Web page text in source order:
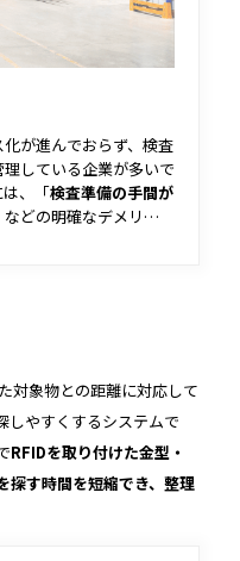
が進んでおらず、検査
している企業が多いで
、「検査準備の手間が
などの明確なデメリット
倒だと感じている方
ペーパレス化に興味が
変だと感じている方
対象物との距離に対応して
しやすくするシステムで
RFIDを取り付けた金型・
探す時間を短縮でき、整理